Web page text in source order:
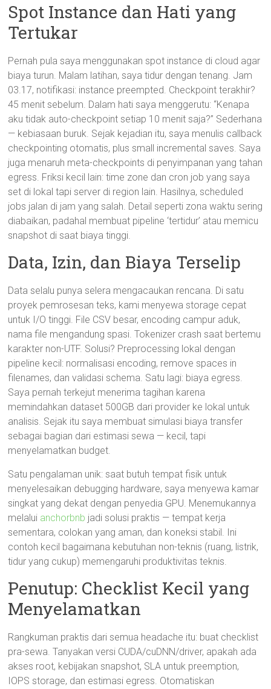
Spot Instance dan Hati yang
Tertukar
Pernah pula saya menggunakan spot instance di cloud agar
biaya turun. Malam latihan, saya tidur dengan tenang. Jam
03.17, notifikasi: instance preempted. Checkpoint terakhir?
45 menit sebelum. Dalam hati saya menggerutu: “Kenapa
aku tidak auto-checkpoint setiap 10 menit saja?” Sederhana
— kebiasaan buruk. Sejak kejadian itu, saya menulis callback
checkpointing otomatis, plus small incremental saves. Saya
juga menaruh meta-checkpoints di penyimpanan yang tahan
egress. Friksi kecil lain: time zone dan cron job yang saya
set di lokal tapi server di region lain. Hasilnya, scheduled
jobs jalan di jam yang salah. Detail seperti zona waktu sering
diabaikan, padahal membuat pipeline ‘tertidur’ atau memicu
snapshot di saat biaya tinggi.
Data, Izin, dan Biaya Terselip
Data selalu punya selera mengacaukan rencana. Di satu
proyek pemrosesan teks, kami menyewa storage cepat
untuk I/O tinggi. File CSV besar, encoding campur aduk,
nama file mengandung spasi. Tokenizer crash saat bertemu
karakter non-UTF. Solusi? Preprocessing lokal dengan
pipeline kecil: normalisasi encoding, remove spaces in
filenames, dan validasi schema. Satu lagi: biaya egress.
Saya pernah terkejut menerima tagihan karena
memindahkan dataset 500GB dari provider ke lokal untuk
analisis. Sejak itu saya membuat simulasi biaya transfer
sebagai bagian dari estimasi sewa — kecil, tapi
menyelamatkan budget.
Satu pengalaman unik: saat butuh tempat fisik untuk
menyelesaikan debugging hardware, saya menyewa kamar
singkat yang dekat dengan penyedia GPU. Menemukannya
melalui anchorbnb jadi solusi praktis — tempat kerja
sementara, colokan yang aman, dan koneksi stabil. Ini
contoh kecil bagaimana kebutuhan non-teknis (ruang, listrik,
tidur yang cukup) memengaruhi produktivitas teknis.
Penutup: Checklist Kecil yang
Menyelamatkan
Rangkuman praktis dari semua headache itu: buat checklist
pra-sewa. Tanyakan versi CUDA/cuDNN/driver, apakah ada
akses root, kebijakan snapshot, SLA untuk preemption,
IOPS storage, dan estimasi egress. Otomatiskan